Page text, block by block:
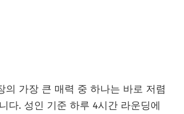
의 가장 큰 매력 중 하나는 바로 저렴
다. 성인 기준 하루 4시간 라운딩에